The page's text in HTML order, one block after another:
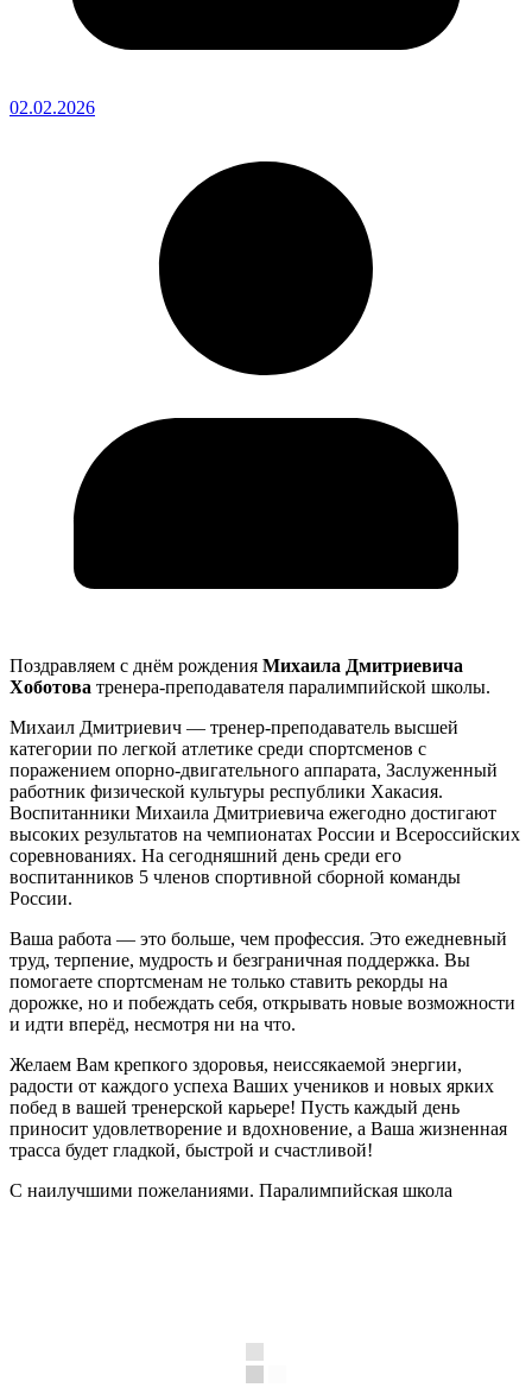
02.02.2026
Поздравляем с днём рождения Михаила Дмитриевича
Хоботова тренера-преподавателя паралимпийской школы.
Михаил Дмитриевич — тренер-преподаватель высшей
категории по легкой атлетике среди спортсменов с
поражением опорно-двигательного аппарата, Заслуженный
работник физической культуры республики Хакасия.
Воспитанники Михаила Дмитриевича ежегодно достигают
высоких результатов на чемпионатах России и Всероссийских
соревнованиях. На сегодняшний день среди его
воспитанников 5 членов спортивной сборной команды
России.
Ваша работа — это больше, чем профессия. Это ежедневный
труд, терпение, мудрость и безграничная поддержка. Вы
помогаете спортсменам не только ставить рекорды на
дорожке, но и побеждать себя, открывать новые возможности
и идти вперёд, несмотря ни на что.
Желаем Вам крепкого здоровья, неиссякаемой энергии,
радости от каждого успеха Ваших учеников и новых ярких
побед в вашей тренерской карьере! Пусть каждый день
приносит удовлетворение и вдохновение, а Ваша жизненная
трасса будет гладкой, быстрой и счастливой!
С наилучшими пожеланиями. Паралимпийская школа